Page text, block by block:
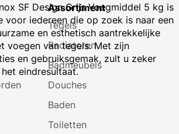
SF Design Grijs Voegmiddel 5 kg is
voor iedereen die op zoek is naar een
en esthetisch aantrekkelijke
voegen van tegels. Met zijn
en gebruiksgemak, zult u zeker
eindresultaat.
Assortiment
Tegels
Radiatoren
Badmeubels
Douches
Baden
Toiletten